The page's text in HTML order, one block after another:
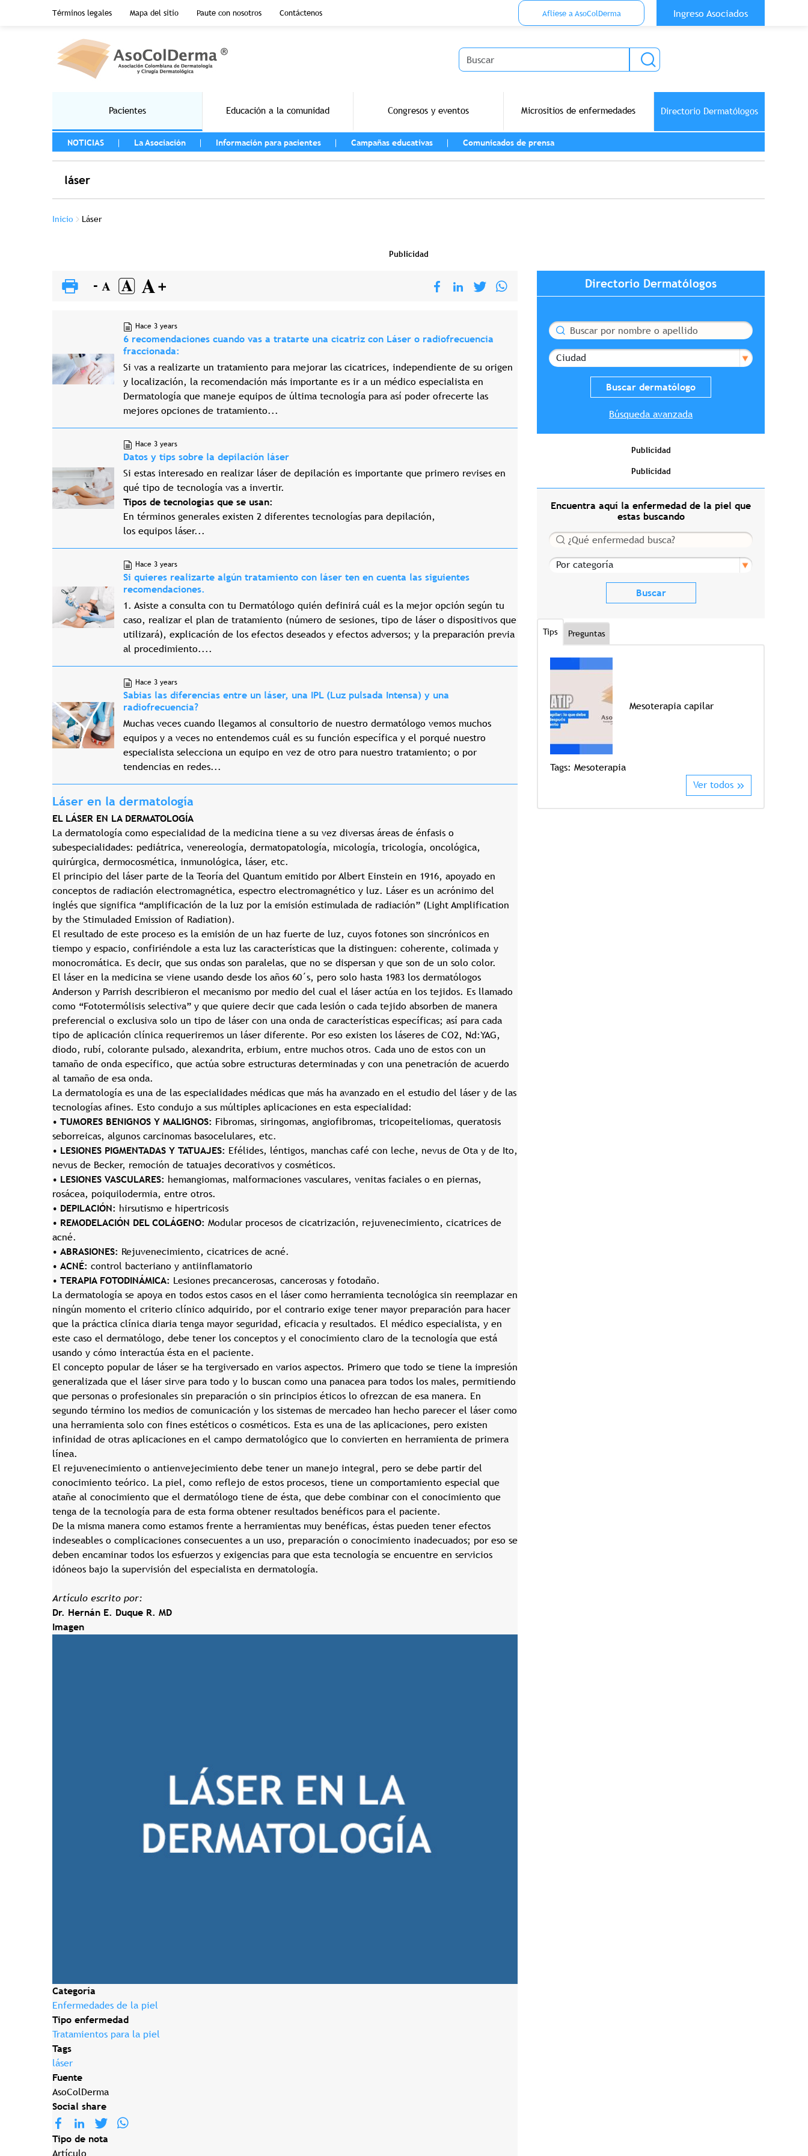
Pasar al contenido principal
Términos legales
Mapa del sitio Paute con nosotros Contáctenos
Menu Top Anónimo
Aflíese a AsoColDerma
Ingreso Asociados
Buscar
Pacientes Educación a la comunidad Congresos y eventos Micrositios de enfermedades Directorio Dermatólogos
MENU LEFT
NOTICIAS
La Asociación Información para pacientes Campañas educativas Comunicados de prensa
láser
Sobrescribir enlaces de ayuda a la navegación
Inicio Láser
Publicidad
Hace 3 years
6 recomendaciones cuando vas a tratarte una cicatriz con Láser o radiofrecuencia
fraccionada:
Si vas a realizarte un tratamiento para mejorar las cicatrices, independiente de su origen
y localización, la recomendación más importante es ir a un médico especialista en
Dermatología que maneje equipos de última tecnología para así poder ofrecerte las
mejores opciones de tratamiento...
Hace 3 years
Datos y tips sobre la depilación láser
Si estas interesado en realizar láser de depilación es importante que primero revises en
qué tipo de tecnología vas a invertir.
Tipos de tecnologías que se usan:
En términos generales existen 2 diferentes tecnologías para depilación,
los equipos láser...
Hace 3 years
Si quieres realizarte algún tratamiento con láser ten en cuenta las siguientes
recomendaciones.
1. Asiste a consulta con tu Dermatólogo quién definirá cuál es la mejor opción según tu
caso, realizar el plan de tratamiento (número de sesiones, tipo de láser o dispositivos que
utilizará), explicación de los efectos deseados y efectos adversos; y la preparación previa
al procedimiento....
Hace 3 years
Sabias las diferencias entre un láser, una IPL (Luz pulsada Intensa) y una
radiofrecuencia?
Muchas veces cuando llegamos al consultorio de nuestro dermatólogo vemos muchos
equipos y a veces no entendemos cuál es su función específica y el porqué nuestro
especialista selecciona un equipo en vez de otro para nuestro tratamiento; o por
tendencias en redes...
Láser en la dermatología
EL LÁSER EN LA DERMATOLOGÍA
La dermatología como especialidad de la medicina tiene a su vez diversas áreas de énfasis o
subespecialidades: pediátrica, venereología, dermatopatología, micología, tricología, oncológica,
quirúrgica, dermocosmética, inmunológica, láser, etc.
El principio del láser parte de la Teoría del Quantum emitido por Albert Einstein en 1916, apoyado en
conceptos de radiación electromagnética, espectro electromagnético y luz. Láser es un acrónimo del
inglés que significa “amplificación de la luz por la emisión estimulada de radiación” (Light Amplification
by the Stimuladed Emission of Radiation).
El resultado de este proceso es la emisión de un haz fuerte de luz, cuyos fotones son sincrónicos en
tiempo y espacio, confiriéndole a esta luz las características que la distinguen: coherente, colimada y
monocromática. Es decir, que sus ondas son paralelas, que no se dispersan y que son de un solo color.
El láser en la medicina se viene usando desde los años 60´s, pero solo hasta 1983 los dermatólogos
Anderson y Parrish describieron el mecanismo por medio del cual el láser actúa en los tejidos. Es llamado
como “Fototermólisis selectiva” y que quiere decir que cada lesión o cada tejido absorben de manera
preferencial o exclusiva solo un tipo de láser con una onda de características específicas; así para cada
tipo de aplicación clínica requeriremos un láser diferente. Por eso existen los láseres de CO2, Nd:YAG,
diodo, rubí, colorante pulsado, alexandrita, erbium, entre muchos otros. Cada uno de estos con un
tamaño de onda específico, que actúa sobre estructuras determinadas y con una penetración de acuerdo
al tamaño de esa onda.
La dermatología es una de las especialidades médicas que más ha avanzado en el estudio del láser y de las
tecnologías afines. Esto condujo a sus múltiples aplicaciones en esta especialidad:
• TUMORES BENIGNOS Y MALIGNOS: Fibromas, siringomas, angiofibromas, tricopeiteliomas, queratosis
seborreicas, algunos carcinomas basocelulares, etc.
• LESIONES PIGMENTADAS Y TATUAJES: Efélides, léntigos, manchas café con leche, nevus de Ota y de Ito,
nevus de Becker, remoción de tatuajes decorativos y cosméticos.
• LESIONES VASCULARES: hemangiomas, malformaciones vasculares, venitas faciales o en piernas,
rosácea, poiquilodermia, entre otros.
• DEPILACIÓN: hirsutismo e hipertricosis
• REMODELACIÓN DEL COLÁGENO: Modular procesos de cicatrización, rejuvenecimiento, cicatrices de
acné.
• ABRASIONES: Rejuvenecimiento, cicatrices de acné.
• ACNÉ: control bacteriano y antiinflamatorio
• TERAPIA FOTODINÁMICA: Lesiones precancerosas, cancerosas y fotodaño.
La dermatología se apoya en todos estos casos en el láser como herramienta tecnológica sin reemplazar en
ningún momento el criterio clínico adquirido, por el contrario exige tener mayor preparación para hacer
que la práctica clínica diaria tenga mayor seguridad, eficacia y resultados. El médico especialista, y en
este caso el dermatólogo, debe tener los conceptos y el conocimiento claro de la tecnología que está
usando y cómo interactúa ésta en el paciente.
El concepto popular de láser se ha tergiversado en varios aspectos. Primero que todo se tiene la impresión
generalizada que el láser sirve para todo y lo buscan como una panacea para todos los males, permitiendo
que personas o profesionales sin preparación o sin principios éticos lo ofrezcan de esa manera. En
segundo término los medios de comunicación y los sistemas de mercadeo han hecho parecer el láser como
una herramienta solo con fines estéticos o cosméticos. Esta es una de las aplicaciones, pero existen
infinidad de otras aplicaciones en el campo dermatológico que lo convierten en herramienta de primera
línea.
El rejuvenecimiento o antienvejecimiento debe tener un manejo integral, pero se debe partir del
conocimiento teórico. La piel, como reflejo de estos procesos, tiene un comportamiento especial que
atañe al conocimiento que el dermatólogo tiene de ésta, que debe combinar con el conocimiento que
tenga de la tecnología para de esta forma obtener resultados benéficos para el paciente.
De la misma manera como estamos frente a herramientas muy benéficas, éstas pueden tener efectos
indeseables o complicaciones consecuentes a un uso, preparación o conocimiento inadecuados; por eso se
deben encaminar todos los esfuerzos y exigencias para que esta tecnología se encuentre en servicios
idóneos bajo la supervisión del especialista en dermatología.
Artículo escrito por:
Dr. Hernán E. Duque R. MD
Imagen
Categoría
Enfermedades de la piel
Tipo enfermedad
Tratamientos para la piel
Tags
láser
Fuente
AsoColDerma
Social share
Tipo de nota
Artículo
Directorio Dermatólogos
Buscar
Ciudad
Búsqueda avanzada
Publicidad
Publicidad
Encuentra aquí la enfermedad de la piel que
estas buscando
Buscar
Por categoría
Tips Preguntas
Tricología: Expertos en
Mesoterapia capilar
Tags: Mesoterapia
Ver todos